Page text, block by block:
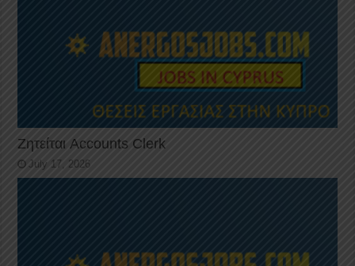
Ζητείται Accounts Clerk
July 17, 2026